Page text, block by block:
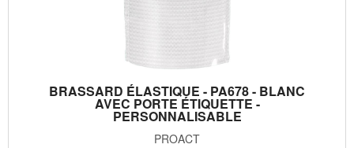
BRASSARD ÉLASTIQUE - PA678 - BLANC
AVEC PORTE ÉTIQUETTE -
PERSONNALISABLE
PROACT